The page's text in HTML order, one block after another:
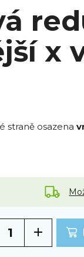
x
straně osazena